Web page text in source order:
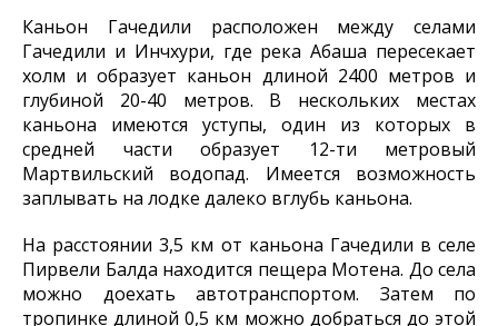
Каньон Гачедили расположен между селами
Гачедили и Инчхури, где река Абаша пересекает
холм и образует каньон длиной 2400 метров и
глубиной 20-40 метров. В нескольких местах
каньона имеются уступы, один из которых в
средней части образует 12-ти метровый
Мартвильский водопад. Имеется возможность
заплывать на лодке далеко вглубь каньона.
На расстоянии 3,5 км от каньона Гачедили в селе
Пирвели Балда находится пещера Мотена. До села
можно доехать автотранспортом. Затем по
тропинке длиной 0,5 км можно добраться до этой